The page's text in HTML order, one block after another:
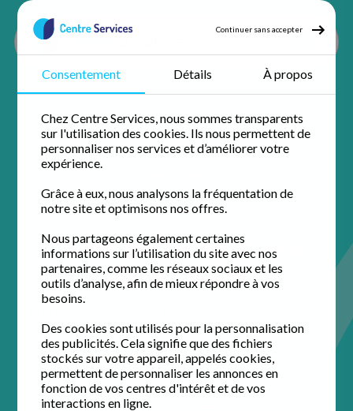
Continuer sans accepter
Consentement Détails À propos
Chez Centre Services, nous sommes transparents
sur l'utilisation des cookies. Ils nous permettent de
personnaliser nos services et d’améliorer votre
expérience.
Grâce à eux, nous analysons la fréquentation de
notre site et optimisons nos offres.
Nous partageons également certaines
informations sur l’utilisation du site avec nos
partenaires, comme les réseaux sociaux et les
outils d’analyse, afin de mieux répondre à vos
besoins.
Des cookies sont utilisés pour la personnalisation
des publicités. Cela signifie que des fichiers
stockés sur votre appareil, appelés cookies,
permettent de personnaliser les annonces en
fonction de vos centres d'intérêt et de vos
interactions en ligne.
Ménage Tours
Ménage Saint-Roch
Ménage à domicile à
Saint-Roch
agence de proximité pour un domicile impeccable.
4.9 / 5 sur 36 avisGoogle